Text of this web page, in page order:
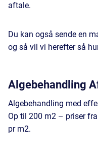
aftale.
Du kan også sende en
og så vil vi herefter så
Algebehandling
Algebehandling med
Op til 200 m2 – priser
pr m2.